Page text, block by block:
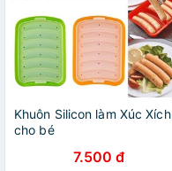
Khuôn Silicon làm Xúc Xích
cho bé
7.500 đ